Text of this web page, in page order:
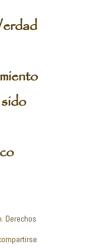
Derechos